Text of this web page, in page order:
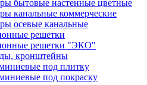
бытовые настенные цветные
канальные коммерческие
осевые канальные
решетки
решетки "ЭКО"
кронштейны
под плитку
под покраску